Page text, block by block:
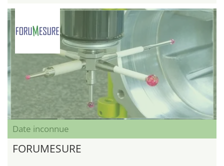
Date inconnue
FORUMESURE